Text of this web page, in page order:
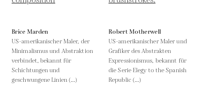
Brice Marden
US-amerikanischer Maler, der
Minimalismus und Abstraktion
verbindet, bekannt für
Schichtungen und
geschwungene Linien (...)
Robert Motherwell
US-amerikanischer Maler und
Grafiker des Abstrakten
Expressionismus, bekannt für
die Serie Elegy to the Spanish
Republic (...)